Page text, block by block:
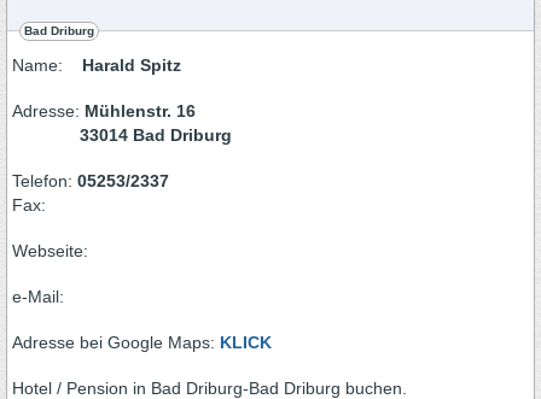
Bad Driburg
Name: Harald Spitz
Adresse: Mühlenstr. 16
33014 Bad Driburg
Telefon: 05253/2337
Fax:
Webseite:
e-Mail:
Adresse bei Google Maps: KLICK
Hotel / Pension in Bad Driburg-Bad Driburg buchen.